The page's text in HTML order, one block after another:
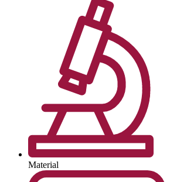
Material